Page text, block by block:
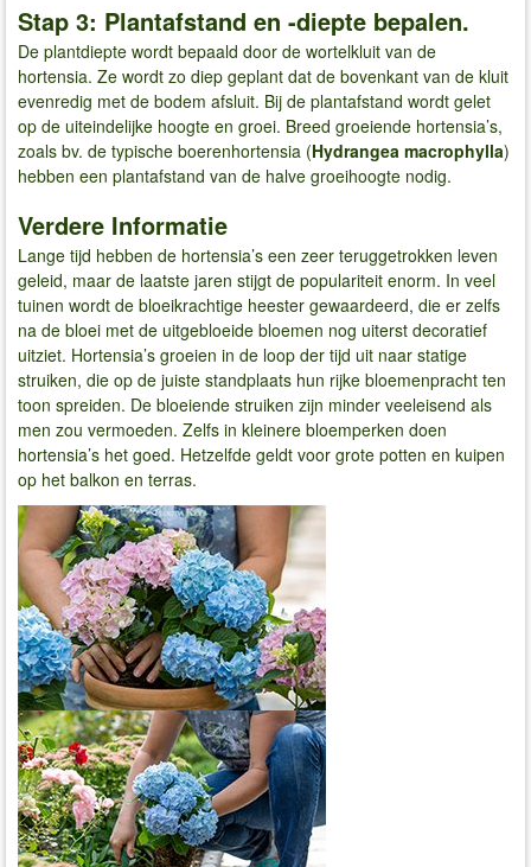
Stap 3: Plantafstand en -diepte bepalen.
De plantdiepte wordt bepaald door de wortelkluit van de
hortensia. Ze wordt zo diep geplant dat de bovenkant van de kluit
evenredig met de bodem afsluit. Bij de plantafstand wordt gelet
op de uiteindelijke hoogte en groei. Breed groeiende hortensia’s,
zoals bv. de typische boerenhortensia (Hydrangea macrophylla)
hebben een plantafstand van de halve groeihoogte nodig.
Verdere Informatie
Lange tijd hebben de hortensia’s een zeer teruggetrokken leven
geleid, maar de laatste jaren stijgt de populariteit enorm. In veel
tuinen wordt de bloeikrachtige heester gewaardeerd, die er zelfs
na de bloei met de uitgebloeide bloemen nog uiterst decoratief
uitziet. Hortensia’s groeien in de loop der tijd uit naar statige
struiken, die op de juiste standplaats hun rijke bloemenpracht ten
toon spreiden. De bloeiende struiken zijn minder veeleisend als
men zou vermoeden. Zelfs in kleinere bloemperken doen
hortensia’s het goed. Hetzelfde geldt voor grote potten en kuipen
op het balkon en terras.